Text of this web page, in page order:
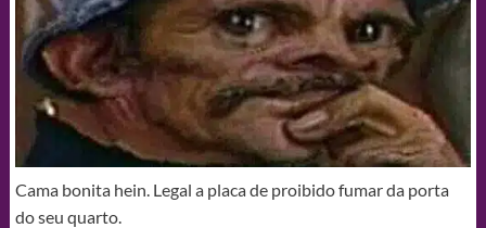
Cama bonita hein. Legal a placa de proibido fumar da porta
do seu quarto.